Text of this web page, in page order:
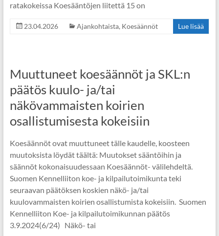
ratakokeissa Koesääntöjen liitettä 15 on
23.04.2026 Ajankohtaista, Koesäännöt Lue lisää
Muuttuneet koesäännöt ja SKL:n
päätös kuulo- ja/tai
näkövammaisten koirien
osallistumisesta kokeisiin
Koesäännöt ovat muuttuneet tälle kaudelle, koosteen
muutoksista löydät täältä: Muutokset sääntöihin ja
säännöt kokonaisuudessaan Koesäännöt- välilehdeltä.
Suomen Kennelliiton koe- ja kilpailutoimikunta teki
seuraavan päätöksen koskien näkö- ja/tai
kuulovammaisten koirien osallistumista kokeisiin. Suomen
Kennelliiton Koe- ja kilpailutoimikunnan päätös
3.9.2024(6/24) Näkö- tai